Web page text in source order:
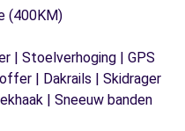
(400KM)
| Stoelverhoging | GPS
| Dakrails | Skidrager
| Sneeuw banden